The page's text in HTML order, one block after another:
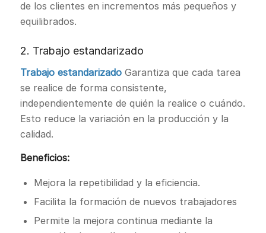
de los clientes en incrementos más pequeños y
equilibrados.
2. Trabajo estandarizado
Trabajo estandarizadoGarantiza que cada tarea
se realice de forma consistente,
independientemente de quién la realice o cuándo.
Esto reduce la variación en la producción y la
calidad.
Beneficios:
Mejora la repetibilidad y la eficiencia.
Facilita la formación de nuevos trabajadores
Permite la mejora continua mediante la